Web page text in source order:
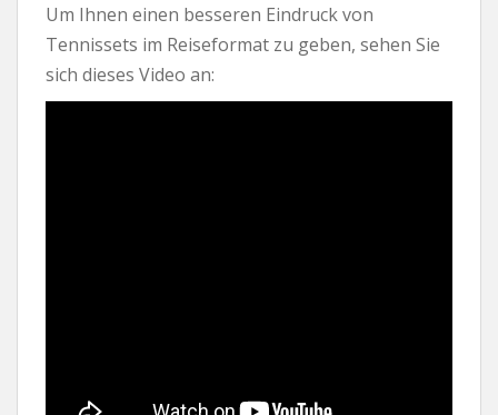
Um Ihnen einen besseren Eindruck von
Tennissets im Reiseformat zu geben, sehen Sie
sich dieses Video an: